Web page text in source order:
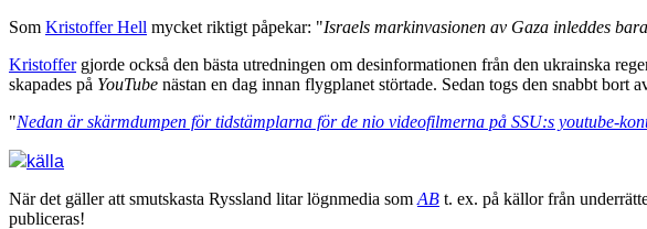
Som Kristoffer Hell mycket riktigt påpekar: "Israels markinvasionen av Gaza inleddes
Kristoffergjorde också den bästa utredningen om desinformationen från den ukrainska
skapades på YouTube nästan en dag innan flygplanet störtade. Sedan togs den snabbt
"Nedan är skärmdumpen för tidstämplarna för de nio videofilmerna på SSU:s youtube-
källa
När det gäller att smutskasta Ryssland litar lögnmedia som AB t. ex. på källor från
publiceras!